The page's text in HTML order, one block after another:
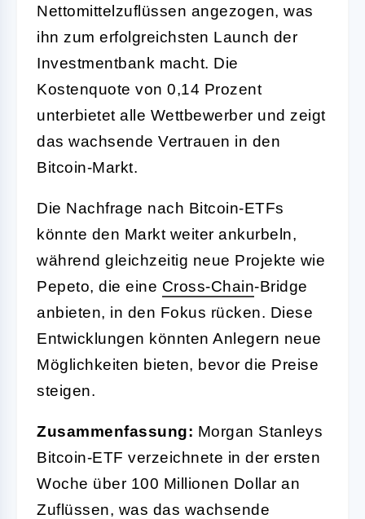
Nettomittelzuflüssen angezogen, was
ihn zum erfolgreichsten Launch der
Investmentbank macht. Die
Kostenquote von 0,14 Prozent
unterbietet alle Wettbewerber und zeigt
das wachsende Vertrauen in den
Bitcoin-Markt.
Die Nachfrage nach Bitcoin-ETFs
könnte den Markt weiter ankurbeln,
während gleichzeitig neue Projekte wie
Pepeto, die eine Cross-Chain-Bridge
anbieten, in den Fokus rücken. Diese
Entwicklungen könnten Anlegern neue
Möglichkeiten bieten, bevor die Preise
steigen.
Zusammenfassung: Morgan Stanleys
Bitcoin-ETF verzeichnete in der ersten
Woche über 100 Millionen Dollar an
Zuflüssen, was das wachsende